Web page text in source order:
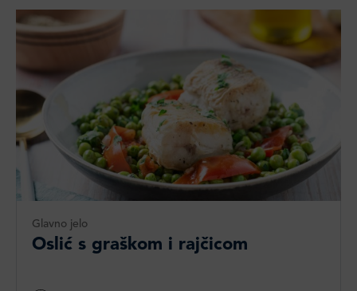
Glavno jelo
Oslić s graškom i rajčicom